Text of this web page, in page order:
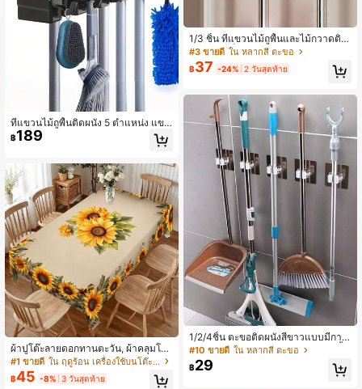
ที่แขวนไม้ถูพื้นติดผนัง 5 ตำแหน่ง แขว
นไม้กวาดแบบหนัก พลาสติกอเนกประส
งค์พร้อมคลิปจับแน่นและตะขอเลื่อนได้
พื้นที่ สำหรับห้องน้ำ ห้องซักรีด โรงรถ ท
างเข้า พร้อมอุปกรณ์ติดตั้งทั้งหมด
฿189
ผ้าปูโต๊ะลายดอกทานตะวัน, ผ้าคลุมโต๊ะ
ลายดอกไม้และใบไม้ สไตล์วินเทจ, ผ้าต
กแต่งกันน้ำกันรอยยับ, เหมาะสำหรับห้อ
งครัว, ห้องรับประทานอาหาร, งานปาร์
#1 ขายดี ใน ฤดูร้อน เครื่องใช้บนโต๊ะอาหารปาร์ตี้
฿45 -8% 3 วันสุดท้าย
1/3 ชิ้น ที่แขวนไม้ถูพื้นและไม้กวาดติด
ผนัง คลิปเก็บของพลาสติกสมัยใหม่ วิธีก
ารเก็บของแบบไม่ต้องเจาะ ติดกาว เหม
าะสำหรับห้องน้ำและห้องครัว ตะขอใช้ง
#3 ขายดี ใน หลากสี ตะขอ
฿37 -24% 2 วันสุดท้าย
1/2/4ชิ้น ตะขอติดผนังสีขาวแบบมีกาว
ในตัวสำหรับงานหนัก, คลิปหนีบไม้ถูพื้น
และไม้กวาด, เหมาะสำหรับจัดระเบียบ
ห้องน้ำและห้องครัว, สามารถใช้สำหรับ
#10 ขายดี ใน หลากสี ตะขอ
฿29